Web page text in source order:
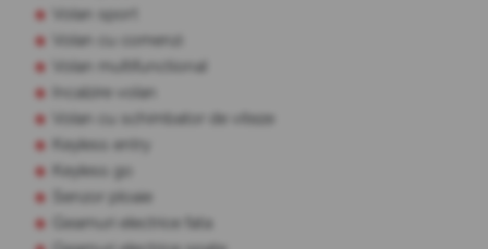
Volan sport
Volan cu comenzi
Volan multifunctional
Incalzire volan
Volan cu schimbator de viteze
Keyless entry
Keyless go
Senzor ploaie
Geamuri electrice fata